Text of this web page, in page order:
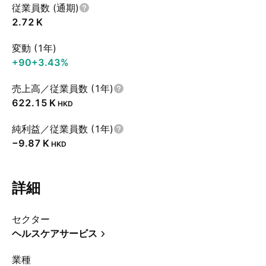
従業員数 (通期)
‪2.72 K‬
変動 (1年)
+90+3.43%
売上高／従業員数 (1年)
‪622.15 K‬ HKD
純利益／従業員数 (1年)
‪−9.87 K‬ HKD
詳細
セクター
ヘルスケアサービス
業種